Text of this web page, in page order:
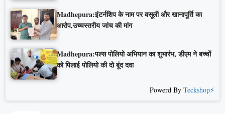
Madhepura:इंटर्नशिप के नाम पर वसूली और खानापूर्ति का
आरोप,उच्चस्तरीय जांच की मांग
Madhepura:पल्स पोलियो अभियान का शुभारंभ, डीएम ने बच्चों
को पिलाई पोलियो की दो बूंद दवा
Powerd By Teckshop⚡